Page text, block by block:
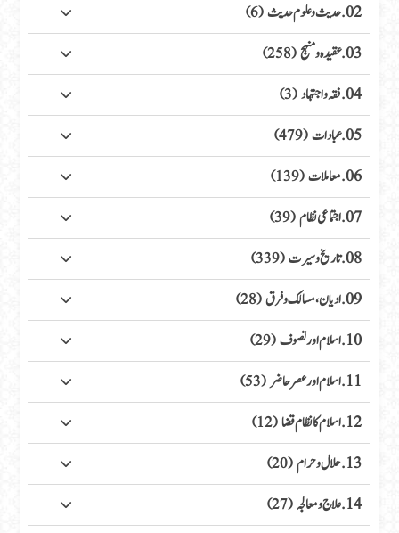
02. حدیث وعلوم حدیث (6)
03. عقیدہ ومنہج (258)
04. فقہ واجتہاد (3)
05. عبادات (479)
06. معاملات (139)
07. اجتماعی نظام (39)
08. تاریخ وسیرت (339)
09. ادیان، مسالک وفرق (28)
10. اسلام اور تصوف (29)
11. اسلام اور عصر حاضر (53)
12. اسلام کا نظام قضا (12)
13. حلال وحرام (20)
14. علاج ومعالجہ (27)